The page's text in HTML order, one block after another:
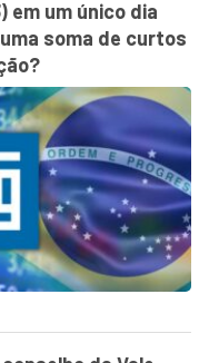
em um único dia
soma de curtos